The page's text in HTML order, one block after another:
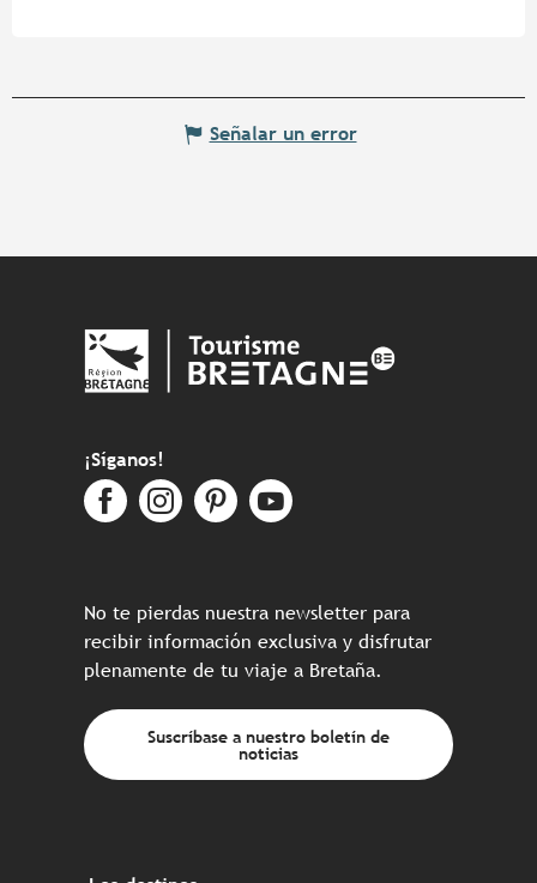
Señalar un error
¡Síganos!
No te pierdas nuestra newsletter para
recibir información exclusiva y disfrutar
plenamente de tu viaje a Bretaña.
Suscríbase a nuestro boletín de
noticias